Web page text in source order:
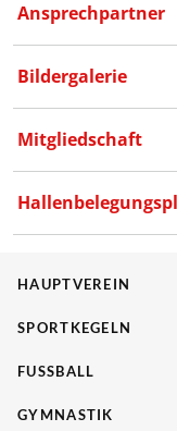
Ansprechpartner
Bildergalerie
Mitgliedschaft
HAUPTVEREIN
SPORTKEGELN
FUSSBALL
GYMNASTIK